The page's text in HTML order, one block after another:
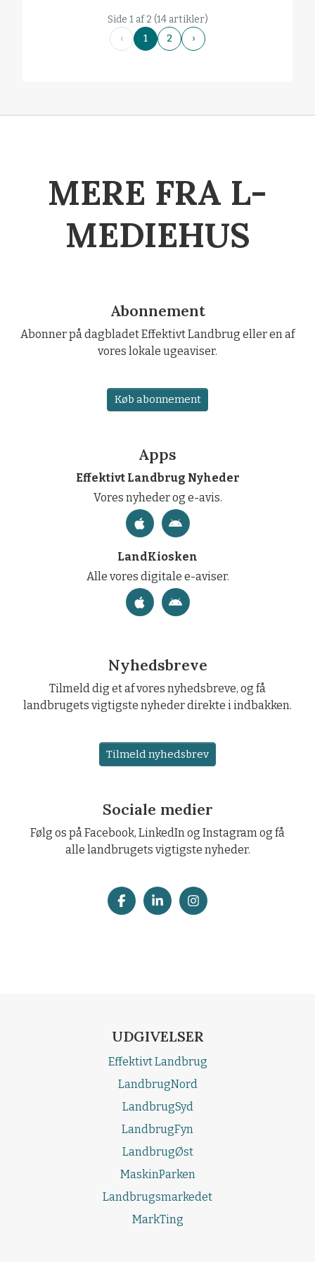
Side 1 af 2 (14 artikler)
‹
1 2 ›
MERE FRA L-
MEDIEHUS
Abonnement
Abonner på dagbladet Effektivt Landbrug eller en af
vores lokale ugeaviser.
Køb abonnement
Apps
Effektivt Landbrug Nyheder
Vores nyheder og e-avis.
LandKiosken
Alle vores digitale e-aviser.
Nyhedsbreve
Tilmeld dig et af vores nyhedsbreve, og få
landbrugets vigtigste nyheder direkte i indbakken.
Tilmeld nyhedsbrev
Sociale medier
Følg os på Facebook, LinkedIn og Instagram og få
alle landbrugets vigtigste nyheder.
UDGIVELSER
Effektivt Landbrug
LandbrugNord
LandbrugSyd
LandbrugFyn
LandbrugØst
MaskinParken
Landbrugsmarkedet
MarkTing